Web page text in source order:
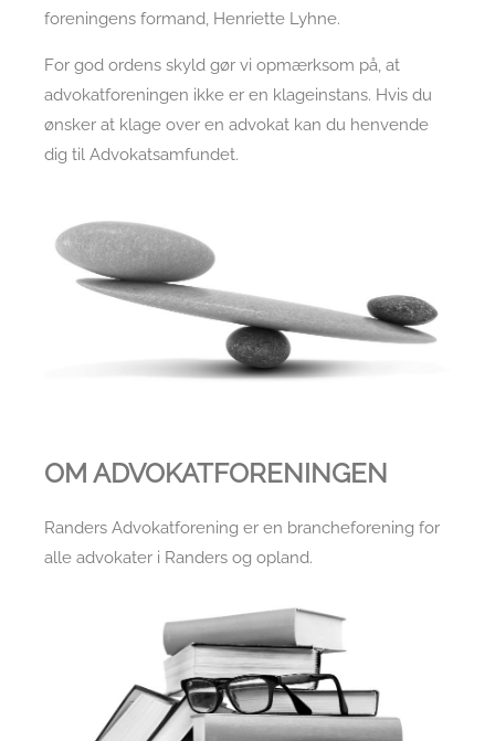
foreningens formand, Henriette Lyhne.
For god ordens skyld gør vi opmærksom på, at
advokatforeningen ikke er en klageinstans. Hvis du
ønsker at klage over en advokat kan du henvende
dig til Advokatsamfundet.
OM ADVOKATFORENINGEN
Randers Advokatforening er en brancheforening for
alle advokater i Randers og opland.